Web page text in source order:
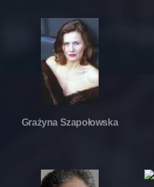
Grażyna Szapołowska